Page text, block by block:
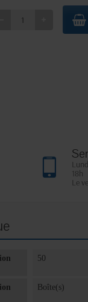
18h
Le
50
Boîte(s)